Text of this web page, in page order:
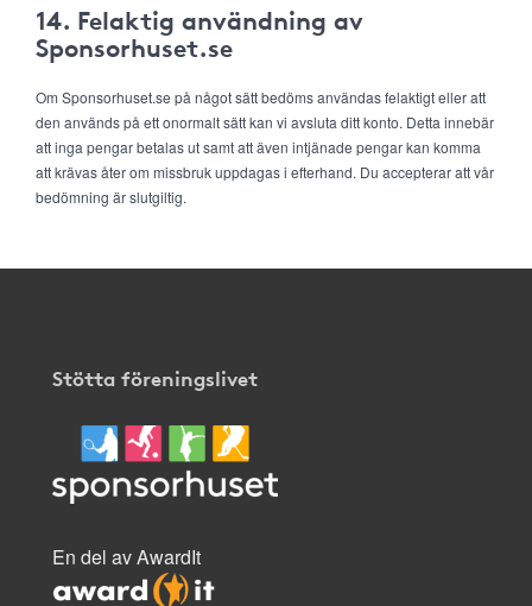
14. Felaktig användning av
Sponsorhuset.se
Om Sponsorhuset.se på något sätt bedöms användas felaktigt eller att
den används på ett onormalt sätt kan vi avsluta ditt konto. Detta innebär
att inga pengar betalas ut samt att även intjänade pengar kan komma
att krävas åter om missbruk uppdagas i efterhand. Du accepterar att vår
bedömning är slutgiltig.
Stötta föreningslivet
En del av AwardIt